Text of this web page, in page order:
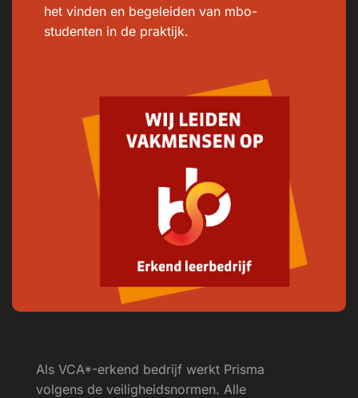
het vinden en begeleiden van mbo-
studenten in de praktijk.
Als VCA*-erkend bedrijf werkt Prisma
volgens de veiligheids­normen. Alle